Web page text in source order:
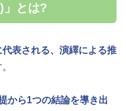
」とは?
代表される、演繹による推
から1つの結論を導き出